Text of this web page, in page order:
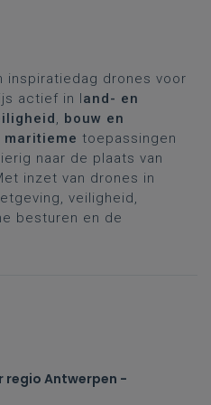
inspiratiedag drones voor
actief in land- en
, bouw en
toepassingen
naar de plaats van
inzet van drones in
veiligheid,
besturen en de
regio Antwerpen -